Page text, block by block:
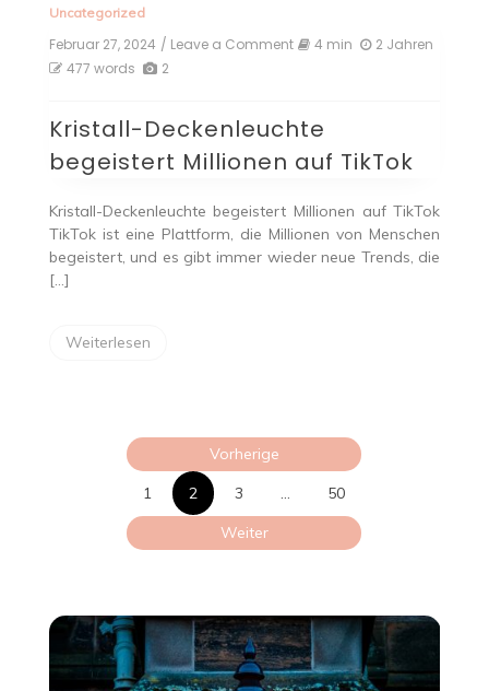
Uncategorized
Februar 27, 2024 / Leave a Commenton
Millionen
auf
TikTok
4 min
2 Jahren
477 words
2
Kristall-Deckenleuchte
begeistert Millionen auf TikTok
Kristall-Deckenleuchte begeistert Millionen auf TikTok
TikTok ist eine Plattform, die Millionen von Menschen
begeistert, und es gibt immer wieder neue Trends, die
[…]
Weiterlesen
der
Beiträge
Vorherige
1
2 3 …
50
Weiter